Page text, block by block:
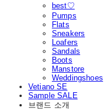
best♡
Pumps
Flats
Sneakers
Loafers
Sandals
Boots
Manstore
Weddingshoes
Vetiano SE
Sample SALE
브랜드 소개